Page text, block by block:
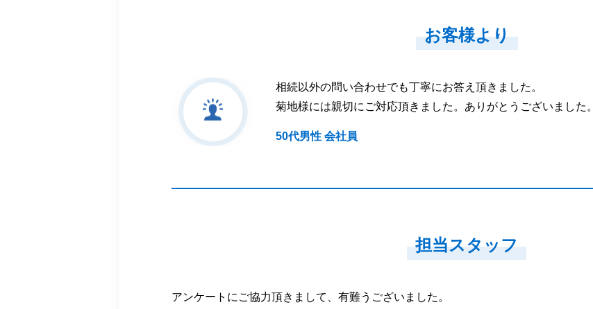
お客様より
相続以外の問い合わせでも丁寧にお答え頂きました。
菊地様には親切にご対応頂きました。ありがとうございました。
50代男性 会社員
担当スタッフ
アンケートにご協力頂きまして、有難うございました。